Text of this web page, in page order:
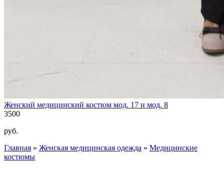
Женский медицинский костюм мод. 17 и мод. 8
3500
руб.
Вы здесь
Главная » Женская медицинская одежда » Медицинские
костюмы